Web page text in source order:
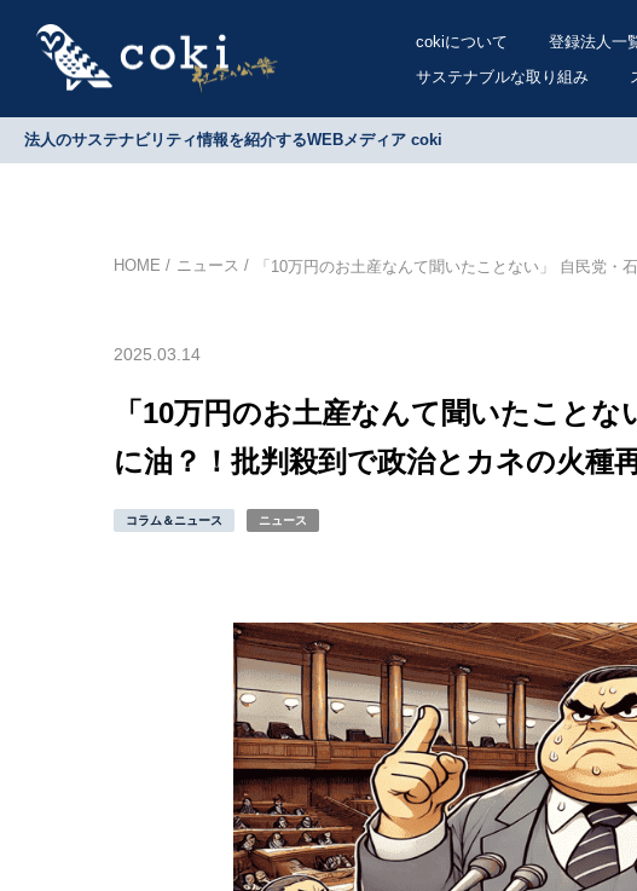
cokiについて 登録法人一
サステナブルな取り組み
法人のサステナビリティ情報を紹介するWEBメディア coki
HOME ニュース 「10万円のお土産なんて聞いたことない」 自民党
2025.03.14
「10万円のお土産なんて聞いたこと
に油？！批判殺到で政治とカネの火種
コラム＆ニュース ニュース